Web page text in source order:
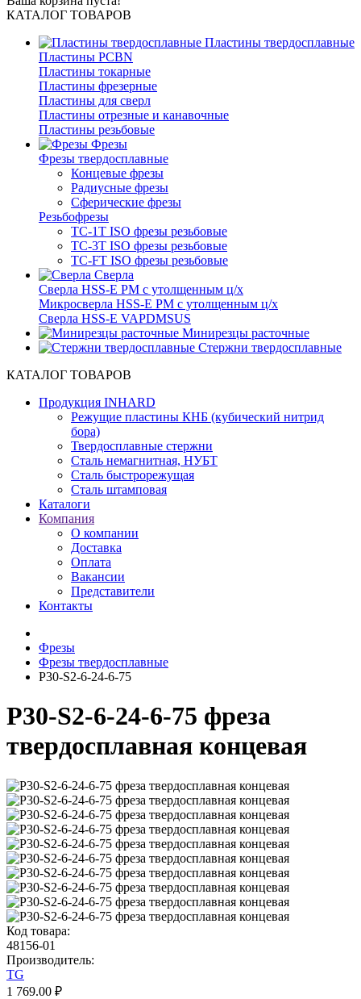
КАТАЛОГ ТОВАРОВ
Пластины твердосплавные
Пластины PCBN
Пластины токарные
Пластины фрезерные
Пластины для сверл
Пластины отрезные и канавочные
Пластины резьбовые
Фрезы
Фрезы твердосплавные
Концевые фрезы
Радиусные фрезы
Сферические фрезы
Резьбофрезы
TC-1T ISO фрезы резьбовые
TC-3T ISO фрезы резьбовые
TC-FT ISO фрезы резьбовые
Сверла
Cверла HSS-E PM c утолщенным ц/х
Микросверла HSS-E PM c утолщенным ц/х
Сверла HSS-E VAPDMSUS
Минирезцы расточные
Cтержни твердосплавные
КАТАЛОГ ТОВАРОВ
Продукция INHARD
Режущие пластины КНБ (кубический нитрид
бора)
Твердосплавные стержни
Сталь немагнитная, НУБТ
Сталь быстрорежущая
Сталь штамповая
Каталоги
Компания
О компании
Доставка
Оплата
Вакансии
Представители
Контакты
Фрезы
Фрезы твердосплавные
P30-S2-6-24-6-75
P30-S2-6-24-6-75 фреза
твердосплавная концевая
Код товара:
48156-01
Производитель:
TG
1 769.00 ₽